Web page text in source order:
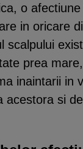
o
in oricare
prea
inaintarii in
si